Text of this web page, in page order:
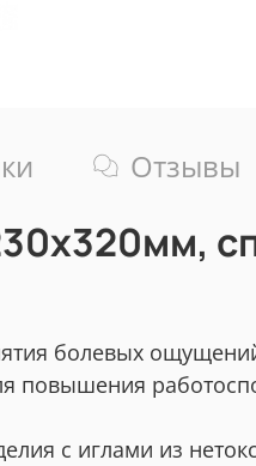
Отзывы
болевых
повышения
с иглами из